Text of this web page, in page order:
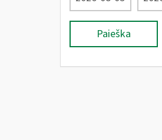
Paieška